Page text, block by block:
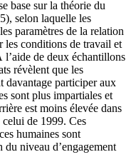
base sur la théorie du
selon laquelle les
paramètres de la relation
les conditions de travail et
de deux échantillons
révèlent que les
davantage participer aux
sont plus impartiales et
est moins élevée dans
de 1999. Ces
humaines sont
du niveau d’engagement